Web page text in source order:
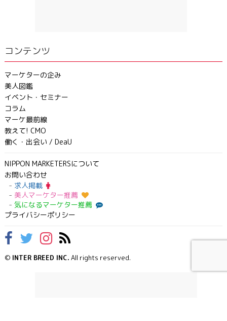
コンテンツ
マーケターの企み
美人図鑑
イベント・セミナー
コラム
マーケ最前線
教えて! CMO
働く・出会い / DeaU
NIPPON MARKETERSについて
お問い合わせ
求人掲載
美人マーケター推薦
気になるマーケター推薦
プライバシーポリシー
© INTER BREED INC. All rights reserved.